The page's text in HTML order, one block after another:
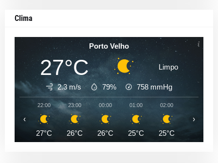
Clima
Porto Velho
27°C Limpo
2.3 m/s 79% 758 mmHg
22:00
27°C
23:00
26°C
00:00
26°C
01:00
25°C
02:00
25°C
‹ ›